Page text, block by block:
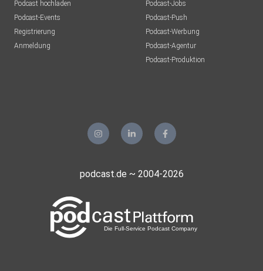
Podcast hochladen
Podcast-Events
Registrierung
Anmeldung
Podcast-Jobs
Podcast-Push
Podcast-Werbung
Podcast-Agentur
Podcast-Produktion
podcast.de ~ 2004-2026